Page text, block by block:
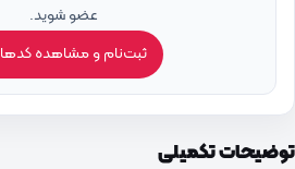
عضو شوید.
ثبت‌نام و مشاهده کدها
توضیحات تکمیلی